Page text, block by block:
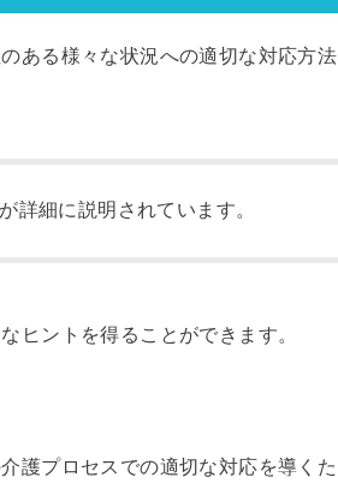
ある様々な状況への適切な対応方法
詳細に説明されています。
ヒントを得ることができます。
護プロセスでの適切な対応を導くた